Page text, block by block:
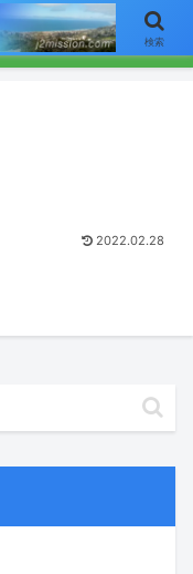
信をご希望の方はここをク
ドレスをご連絡下さい。
2022.02.28
検索